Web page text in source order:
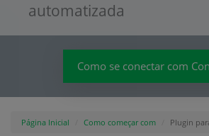
automatizada
Como se conectar com
Página Inicial Como começar com Plugin